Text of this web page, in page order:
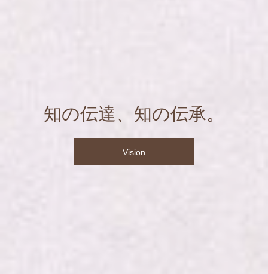
知の伝達、知の伝承。
Vision